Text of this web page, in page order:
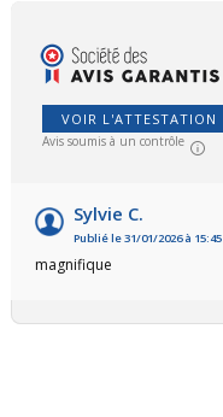
VOIR L'ATTESTATION
Avis soumis à un contrôle
Sylvie C.
Publié le 31/01/2026 à 15:45
magnifique